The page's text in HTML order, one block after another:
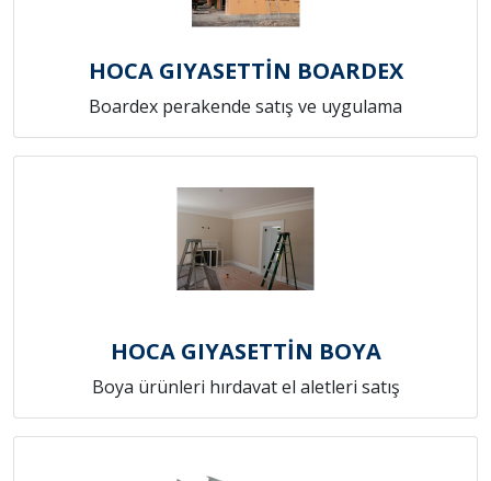
HOCA GIYASETTİN BOARDEX
Boardex perakende satış ve uygulama
HOCA GIYASETTİN BOYA
Boya ürünleri hırdavat el aletleri satış